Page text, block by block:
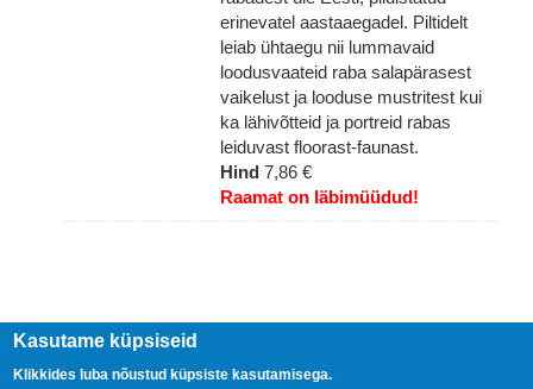
erinevatel aastaaegadel. Piltidelt
leiab ühtaegu nii lummavaid
loodusvaateid raba salapärasest
vaikelust ja looduse mustritest kui
ka lähivõtteid ja portreid rabas
leiduvast floorast-faunast.
Hind 7,86 €
Raamat on läbimüüdud!
Kasutame küpsiseid
Klikkides luba nõustud küpsiste kasutamisega.